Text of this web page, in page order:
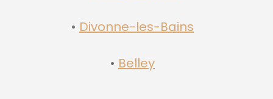
Divonne-les-Bains
Belley